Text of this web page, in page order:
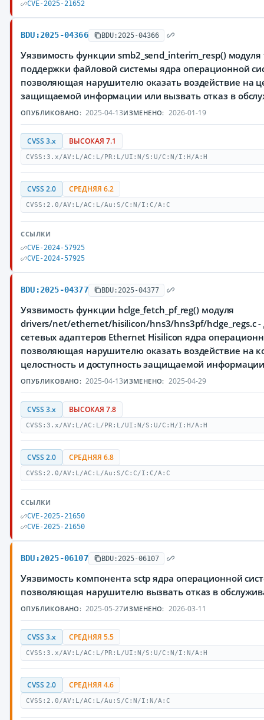
CVE-2025-21652
BDU:2025-04366 BDU:2025-04366
Уязвимость функции smb2_send_interim_resp()
поддержки файловой системы ядра операционной
позволяющая нарушителю оказать воздействие на
защищаемой информации или вызвать отказ в
ОПУБЛИКОВАНО: 2025-04-13ИЗМЕНЕНО: 2026-01-19
CVSS 3.x ВЫСОКАЯ 7.1
CVSS:3.x/AV:L/AC:L/PR:L/UI:N/S:U/C:N/I:H/A:H
CVSS 2.0 СРЕДНЯЯ 6.2
CVSS:2.0/AV:L/AC:L/Au:S/C:N/I:C/A:C
ССЫЛКИ
CVE-2024-57925
CVE-2024-57925
BDU:2025-04377 BDU:2025-04377
Уязвимость функции hclge_fetch_pf_reg() модуля
drivers/net/ethernet/hisilicon/hns3/hns3pf/hclge_regs.c
сетевых адаптеров Ethernet Hisilicon ядра
позволяющая нарушителю оказать воздействие на
целостность и доступность защищаемой
ОПУБЛИКОВАНО: 2025-04-13ИЗМЕНЕНО: 2025-04-29
CVSS 3.x ВЫСОКАЯ 7.8
CVSS:3.x/AV:L/AC:L/PR:L/UI:N/S:U/C:H/I:H/A:H
CVSS 2.0 СРЕДНЯЯ 6.8
CVSS:2.0/AV:L/AC:L/Au:S/C:C/I:C/A:C
ССЫЛКИ
CVE-2025-21650
CVE-2025-21650
BDU:2025-06107 BDU:2025-06107
Уязвимость компонента sctp ядра операционной
позволяющая нарушителю вызвать отказ в
ОПУБЛИКОВАНО: 2025-05-27ИЗМЕНЕНО: 2026-03-11
CVSS 3.x СРЕДНЯЯ 5.5
CVSS:3.x/AV:L/AC:L/PR:L/UI:N/S:U/C:N/I:N/A:H
CVSS 2.0 СРЕДНЯЯ 4.6
CVSS:2.0/AV:L/AC:L/Au:S/C:N/I:N/A:C